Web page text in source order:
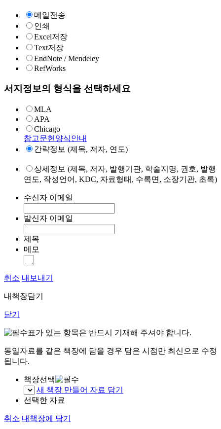
메일전송
인쇄
Excel저장
Text저장
EndNote / Mendeley
RefWorks
서지정보의 형식을 선택하세요
MLA
APA
Chicago
참고문헌양식안내
간략정보 (제목, 저자, 연도)
상세정보 (제목, 저자, 발행기관, 학술지명, 권호, 발행
연도, 작성언어, KDC, 자료형태, 수록면, 소장기관, 초록)
수신자 이메일
발신자 이메일
제목
메모
취소 내보내기
내책장담기
닫기
표가 있는 항목은 반드시 기재해 주셔야 합니다.
동일자료를 같은 책장에 담을 경우 담은 시점만 최신으로 수정
됩니다.
책장선택
새 책장 만들어 자료 담기
선택한 자료
취소 내책장에 담기